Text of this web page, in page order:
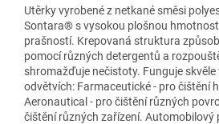
Utěrky vyrobené z netkané směsi
Sontara® s vysokou plošnou
prašností. Krepovaná struktura
pomocí různých detergentů a
shromažďuje nečistoty. Funguje
odvětvích: Farmaceutické - pro čištění
Aeronautical - pro čištění různých
čištění různých zařízení. Automobilový